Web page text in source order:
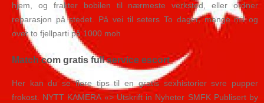
hjem, og frakter bobilen til nærmeste verksted, eller ordner
reparasjon på stedet. På vei til seters To dager, mange mil og
over to fjellparti på 1000 moh
Match com gratis full service escort
Her kan du se flere tips til en gratis sexhistorier svre pupper
frokost. NYTT KAMERA «> Utskrift in Nyheter SMFK Publisert by